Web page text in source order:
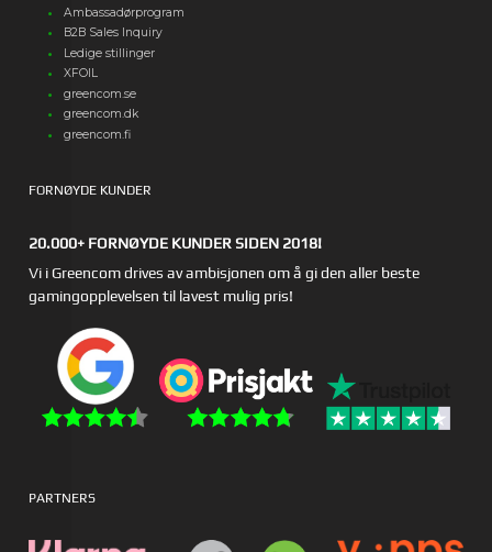
Ambassadørprogram
B2B Sales Inquiry
Ledige stillinger
XFOIL
greencom.se
greencom.dk
greencom.fi
FORNØYDE KUNDER
20.000+ FORNØYDE KUNDER SIDEN 2018!
Vi i Greencom drives av ambisjonen om å gi den aller beste
gamingopplevelsen til lavest mulig pris!
PARTNERS